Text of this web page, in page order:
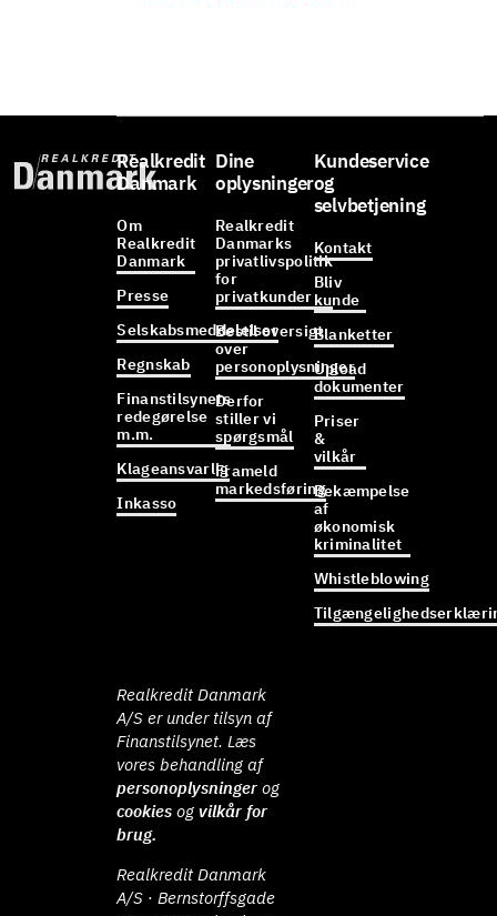
Realkredit
Danmark
Om
Realkredit
Danmark
Presse
Selskabsmeddelelser
Regnskab
Finanstilsynets
redegørelse
m.m.
Klageansvarlig
Inkasso
Dine
oplysninger
Realkredit
Danmarks
privatlivspolitik
for
privatkunder
Bestil oversigt
over
personoplysninger
Derfor
stiller vi
spørgsmål
Frameld
markedsføring
Kundeservice
og
selvbetjening
Kontakt
Bliv
kunde
Blanketter
Upload
dokumenter
Priser
&
vilkår
Bekæmpelse
af
økonomisk
kriminalitet
Whistleblowing
Realkredit Danmark
A/S er under tilsyn af
Finanstilsynet. Læs
vores behandling af
personoplysninger og
cookies ogvilkår for
brug.
Realkredit Danmark
A/S · Bernstorffsgade